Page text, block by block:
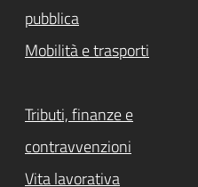
pubblica
Mobilità e trasporti
Tributi, finanze e
contravvenzioni
Vita lavorativa